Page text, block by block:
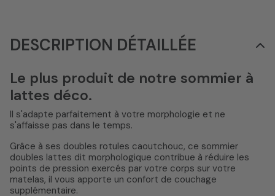
DESCRIPTION DÉTAILLÉE
Le plus produit de notre sommier à
lattes déco.
Il s'adapte parfaitement à votre morphologie et ne
s'affaisse pas dans le temps.
Grâce à ses doubles rotules caoutchouc, ce sommier
doubles lattes dit morphologique contribue à réduire les
points de pression exercés par votre corps sur votre
matelas, il vous apporte un confort de couchage
supplémentaire.